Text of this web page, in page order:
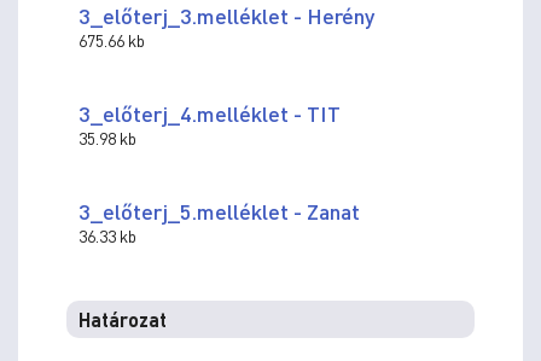
3_előterj_3.melléklet - Herény
675.66 kb
3_előterj_4.melléklet - TIT
35.98 kb
3_előterj_5.melléklet - Zanat
36.33 kb
Határozat